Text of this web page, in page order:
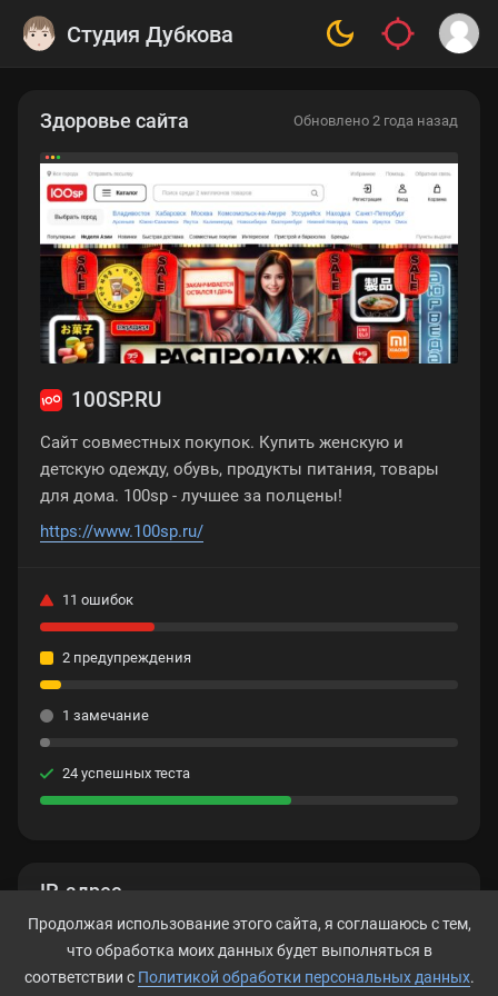
Студия Дубкова
IP-адрес
212.32.248.147
Здоровье сайта Обновлено 2 года назад
100SP.RU
Сайт совместных покупок. Купить женскую и
детскую одежду, обувь, продукты питания, товары
для дома. 100sp - лучшее за полцены!
https://www.100sp.ru/
11 ошибок
2 предупреждения
1 замечание
24 успешных теста
Продолжая использование этого сайта, я соглашаюсь с тем,
что обработка моих данных будет выполняться в
соответствии с Политикой обработки персональных данных.